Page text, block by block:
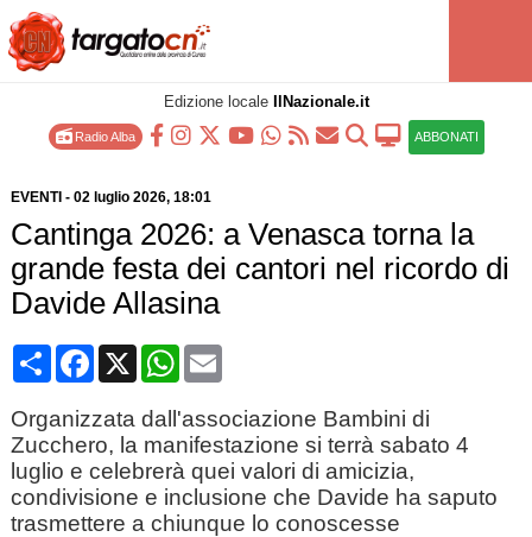
Edizione locale IlNazionale.it
Radio Alba ABBONATI
EVENTI - 02 luglio 2026, 18:01
Cantinga 2026: a Venasca torna la
grande festa dei cantori nel ricordo di
Davide Allasina
CondividiFacebook
X WhatsApp
Email
Organizzata dall'associazione Bambini di
Zucchero, la manifestazione si terrà sabato 4
luglio e celebrerà quei valori di amicizia,
condivisione e inclusione che Davide ha saputo
trasmettere a chiunque lo conoscesse